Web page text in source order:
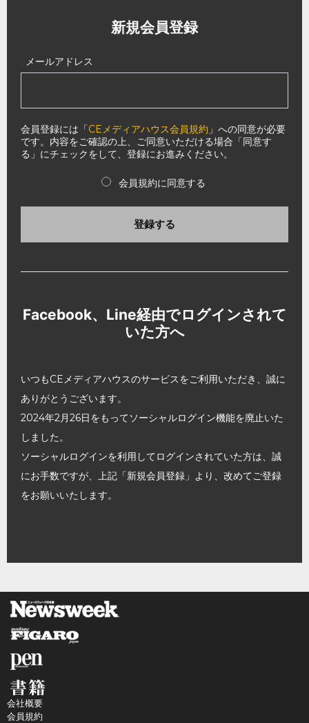
新規会員登録
メールアドレス
会員登録には「CEメディアハウス会員規約 」への同意が必要
です。内容をご確認の上、ご同意いただける場合「同意す
る」にチェックをして、登録にお進みください。
会員規約に同意する
登録する
Facebook、Line経由でログインされて
いた方へ
いつもCEメディアハウスのサービスをご利用いただき、誠に
ありがとうございます。
2024年2月26日をもってソーシャルログイン機能を廃止いた
しました。
ソーシャルログインを利用してログインされていた方は、誠
にお手数ですが、上記「新規会員登録」より、改めてご登録
をお願いいたします。
会社概要
会員規約